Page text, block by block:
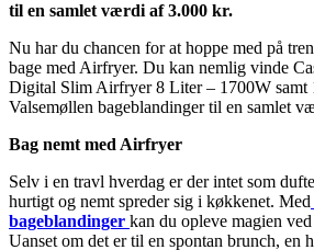
til en samlet værdi af 3.000 kr.
Nu har du chancen for at hoppe med på
bage med Airfryer. Du kan nemlig vinde
Digital Slim Airfryer 8 Liter – 1700W samt
Valsemøllen bageblandinger til en samlet
Bag nemt med Airfryer
Selv i en travl hverdag er der intet som
hurtigt og nemt spreder sig i køkkenet. Med
bageblandinger kan du opleve magien
Uanset om det er til en spontan brunch, en